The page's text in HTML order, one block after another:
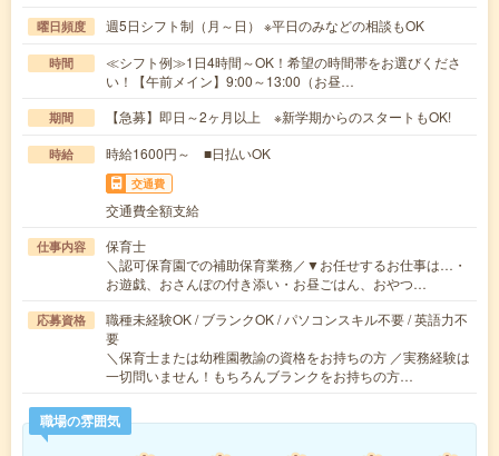
曜日頻度 週5日シフト制（月～日） ※平日のみなどの相談もOK
時間
≪シフト例≫1日4時間～OK！希望の時間帯をお選びくださ
い！【午前メイン】9:00～13:00（お昼…
期間 【急募】即日～2ヶ月以上 ※新学期からのスタートもOK!
時給 時給1600円～ ■日払いOK
交通費
交通費全額支給
仕事内容
保育士
＼認可保育園での補助保育業務／▼お任せするお仕事は…・
お遊戯、おさんぽの付き添い・お昼ごはん、おやつ…
応募資格
職種未経験OK / ブランクOK / パソコンスキル不要 / 英語力不
要
＼保育士または幼稚園教諭の資格をお持ちの方 ／実務経験は
一切問いません！もちろんブランクをお持ちの方…
職場の雰囲気